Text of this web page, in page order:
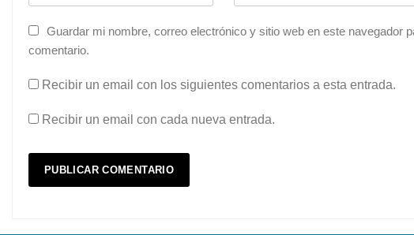
Guardar mi nombre, correo electrónico y sitio web en este navegador
comentario.
Recibir un email con los siguientes comentarios a esta entrada.
Recibir un email con cada nueva entrada.